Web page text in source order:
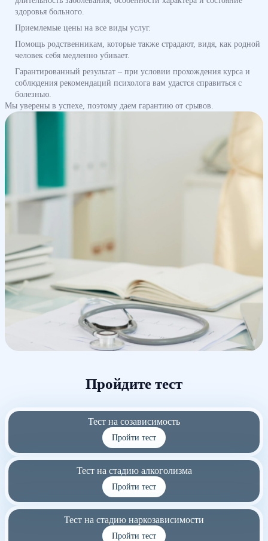
здоровья больного.
Приемлемые цены на все виды услуг.
Помощь родственникам, которые также страдают, видя, как родной
человек себя медленно убивает.
Гарантированный результат – при условии прохождения курса и
соблюдения рекомендаций психолога вам удастся справиться с
болезнью.
Мы уверены в успехе, поэтому даем гарантию от срывов.
Пройдите тест
Тест на созависимость
Пройти тест
Тест на стадию алкоголизма
Пройти тест
Тест на стадию наркозависимости
Пройти тест